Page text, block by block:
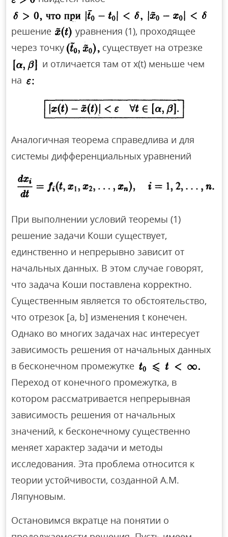
решение
уравнения (1), проходящее
через точку
существует на отрезке
и отличается там от x(t) меньше чем
на
Аналогичная теорема справедлива и для
системы дифференциальных уравнений
При выполнении условий теоремы (1)
решение задачи Коши существует,
единственно и непрерывно зависит от
начальных данных. В этом случае говорят,
что задача Коши поставлена корректно.
Существенным является то обстоятельство,
что отрезок [а, b] изменения t конечен.
Однако во многих задачах нас интересует
зависимость решения от начальных данных
в бесконечном промежутке
Переход от конечного промежутка, в
котором рассматривается непрерывная
зависимость решения от начальных
значений, к бесконечному существенно
меняет характер задачи и методы
исследования. Эта проблема относится к
теории устойчивости, созданной А.М.
Ляпуновым.
Остановимся вкратце на понятии о